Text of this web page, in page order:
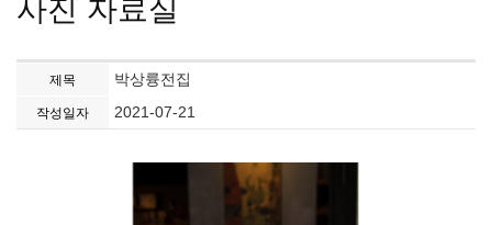
사진 자료실
제목 박상륭전집
작성일자 2021-07-21